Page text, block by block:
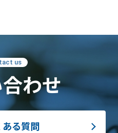
us
わせ
ある質問